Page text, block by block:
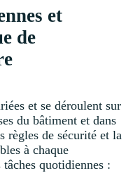
et
de
et se déroulent sur
du bâtiment et dans
règles de sécurité et la
à chaque
quotidiennes :